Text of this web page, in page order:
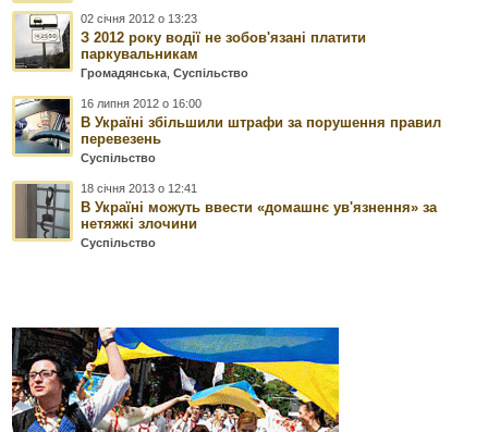
02 січня 2012 о 13:23
З 2012 року водії не зобов'язані платити
паркувальникам
Громадянська,Суспільство
16 липня 2012 о 16:00
В Україні збільшили штрафи за порушення правил
перевезень
Суспільство
18 січня 2013 о 12:41
В Україні можуть ввести «домашнє ув'язнення» за
нетяжкі злочини
Суспільство